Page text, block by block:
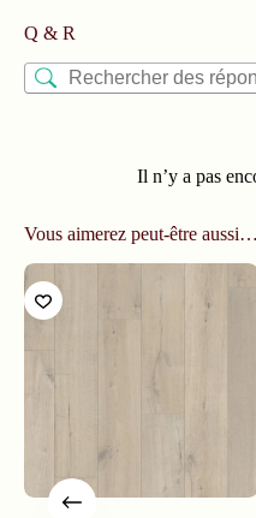
Q & R
Il n’y a pas
Vous aimerez peut-être aussi…